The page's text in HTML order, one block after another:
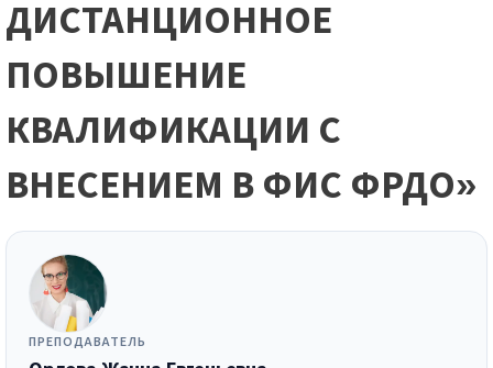
ДИСТАНЦИОННОЕ
ПОВЫШЕНИЕ
КВАЛИФИКАЦИИ С
ВНЕСЕНИЕМ В ФИС ФРДО»
ПРЕПОДАВАТЕЛЬ